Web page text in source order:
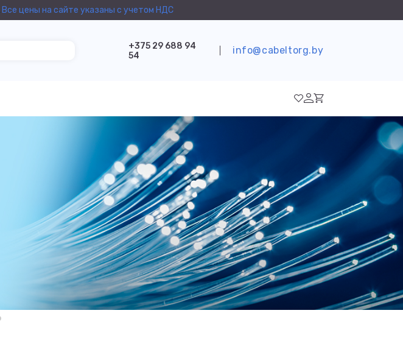
Все цены на сайте указаны с учетом НДС
+375 29 688 94
54
info@cabeltorg.by